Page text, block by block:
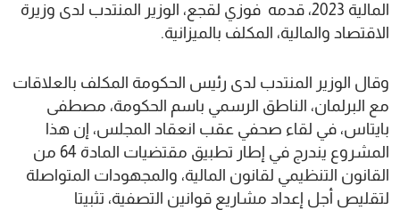
المالية 2023، قدمه فوزي لقجع، الوزير المنتدب لدى وزيرة
الاقتصاد والمالية، المكلف بالميزانية.
وقال الوزير المنتدب لدى رئيس الحكومة المكلف بالعلاقات
مع البرلمان، الناطق الرسمي باسم الحكومة، مصطفى
بايتاس، في لقاء صحفي عقب انعقاد المجلس، إن هذا
المشروع يندرج في إطار تطبيق مقتضيات المادة 64 من
القانون التنظيمي لقانون المالية، والمجهودات المتواصلة
لتقليص أجل إعداد مشاريع قوانين التصفية، تثبيتا